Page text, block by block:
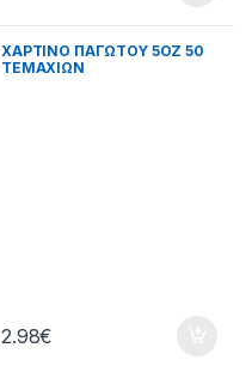
ΧΑΡΤΙΝΟ ΠΑΓΩΤΟΥ 5ΟΖ 50
ΤΕΜΑΧΙΩΝ
2.98€